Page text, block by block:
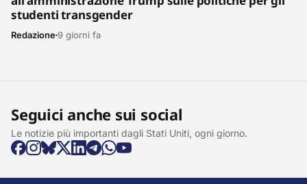
studenti transgender
Redazione9 giorni fa
Seguici anche sui social
Le notizie più importanti dagli Stati Uniti, ogni giorno.